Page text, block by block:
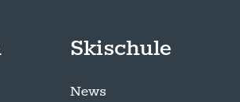
Skischule
News